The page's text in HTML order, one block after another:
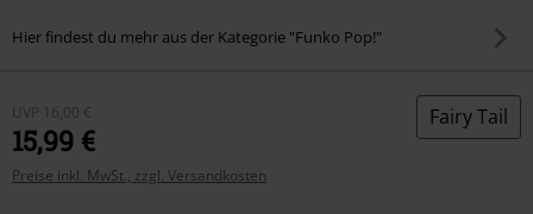
Hier findest du mehr aus der Kategorie "Funko Pop!"
UVP 16,00 €
15,99 €
Preise inkl. MwSt., zzgl. Versandkosten
Fairy Tail